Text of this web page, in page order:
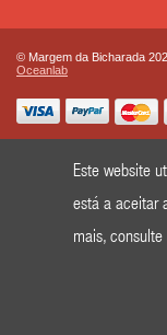
© Margem da Bicharada
Oceanlab
Este website
está a aceitar
mais,